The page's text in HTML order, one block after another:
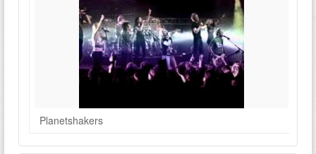
Planetshakers